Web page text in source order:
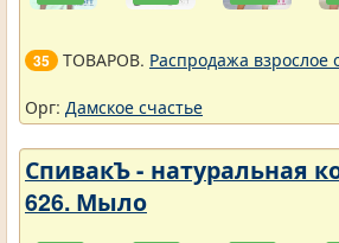
35 ТОВАРОВ. Распродажа взрослое
Орг: Дамское счастье
СпивакЪ - натуральная
626. Мыло